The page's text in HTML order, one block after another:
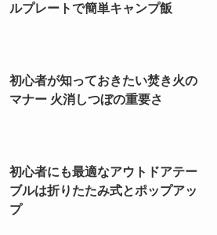
ルプレートで簡単キャンプ飯
初心者が知っておきたい焚き火の
マナー 火消しつぼの重要さ
初心者にも最適なアウトドアテー
ブルは折りたたみ式とポップアッ
プ